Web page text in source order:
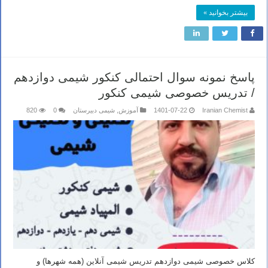
بیشتر بخوانید »
پاسخ نمونه سوال احتمالی کنکور شیمی دوازدهم
/ تدریس خصوصی شیمی کنکور
Iranian Chemist
1401-07-22 آموزش شیمی دبیرستان 0
820
کلاس خصوصی شیمی دوازدهم تدریس شیمی آنلاین (همه شهرها) و